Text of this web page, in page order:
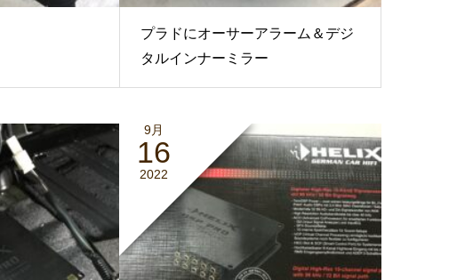
プラドにオーサーアラーム＆デジ
タルインナーミラー
9月
16
2022